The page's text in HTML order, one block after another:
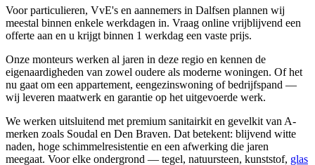
Voor particulieren, VvE's en aannemers in Dalfsen plannen wij
meestal binnen enkele werkdagen in. Vraag online vrijblijvend een
offerte aan en u krijgt binnen 1 werkdag een vaste prijs.
Onze monteurs werken al jaren in deze regio en kennen de
eigenaardigheden van zowel oudere als moderne woningen. Of het
nu gaat om een appartement, eengezinswoning of bedrijfspand —
wij leveren maatwerk en garantie op het uitgevoerde werk.
We werken uitsluitend met premium sanitairkit en gevelkit van A-
merken zoals Soudal en Den Braven. Dat betekent: blijvend witte
naden, hoge schimmelresistentie en een afwerking die jaren
meegaat. Voor elke ondergrond — tegel, natuursteen, kunststof, glas